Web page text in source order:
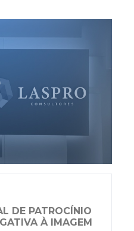
DE PATROCÍNIO
À IMAGEM